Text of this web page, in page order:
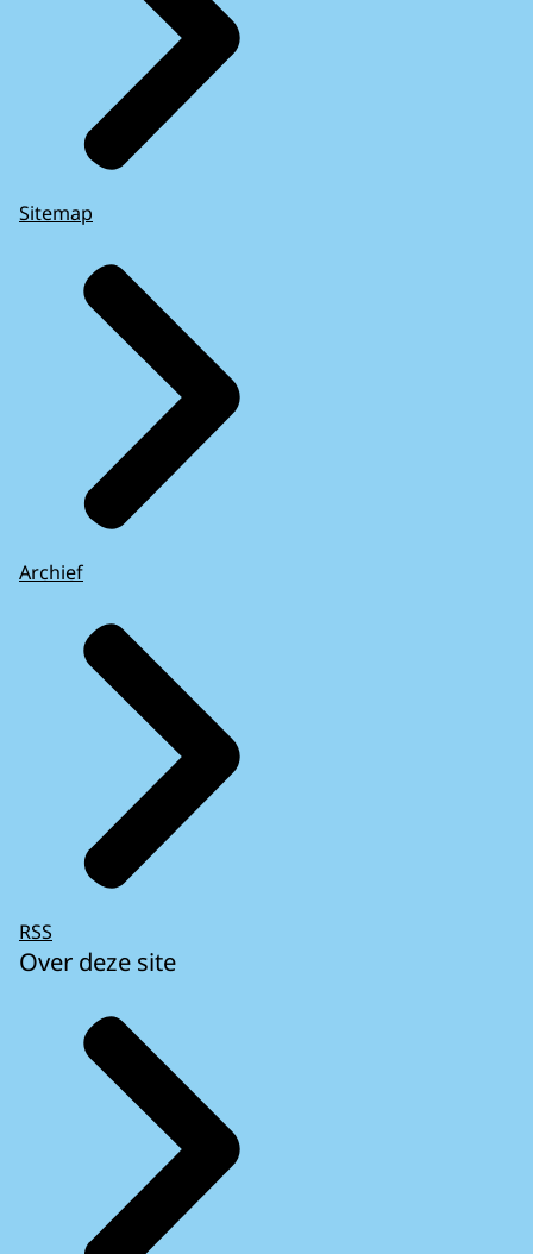
Sitemap
Archief
RSS
Over deze site